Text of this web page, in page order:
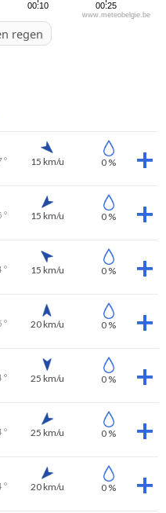
00:10 00:25
www.meteobelgie.be
regen
° 15 km/u 0 %
° 15 km/u 0 %
° 15 km/u 0 %
° 20 km/u 0 %
° 25 km/u 0 %
° 25 km/u 0 %
° 20 km/u 0 %